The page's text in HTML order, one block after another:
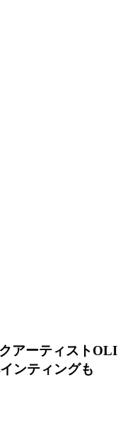
アーティストOLI
ンティングも